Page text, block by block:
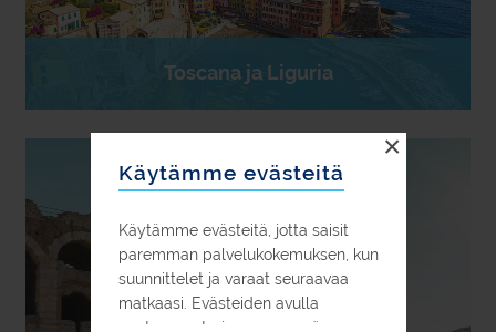
Käytämme evästeitä
Käytämme evästeitä, jotta saisit
paremman palvelukokemuksen, kun
suunnittelet ja varaat seuraavaa
matkaasi. Evästeiden avulla
pystymme tarjoamaan myös
×
Toscana ja Liguria